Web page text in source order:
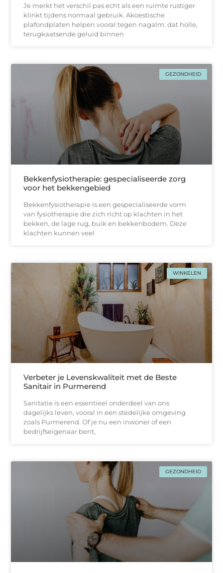
Je merkt het verschil pas echt als een ruimte rustiger
klinkt tijdens normaal gebruik. Akoestische
plafondplaten helpen vooral tegen nagalm: dat holle,
terugkaatsende geluid binnen
GEZONDHEID
Bekkenfysiotherapie: gespecialiseerde zorg
voor het bekkengebied
Bekkenfysiotherapie is een gespecialiseerde vorm
van fysiotherapie die zich richt op klachten in het
bekken, de lage rug, buik en bekkenbodem. Deze
klachten kunnen veel
WINKELEN
Verbeter je Levenskwaliteit met de Beste
Sanitair in Purmerend
Sanitatie is een essentieel onderdeel van ons
dagelijks leven, vooral in een stedelijke omgeving
zoals Purmerend. Of je nu een inwoner of een
bedrijfseigenaar bent,
GEZONDHEID